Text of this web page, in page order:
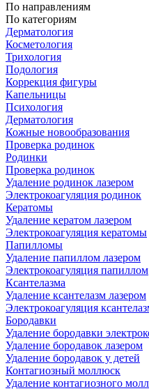
По направлениям
По категориям
Дерматология
Косметология
Трихология
Подология
Коррекция фигуры
Капельницы
Психология
Дерматология
Кожные новообразования
Проверка родинок
Родинки
Проверка родинок
Удаление родинок лазером
Электрокоагуляция родинок
Кератомы
Удаление кератом лазером
Электрокоагуляция кератомы
Папилломы
Удаление папиллом лазером
Электрокоагуляция папиллом
Ксантелазма
Удаление ксантелазм лазером
Электрокоагуляция
Бородавки
Удаление бородавки
Удаление бородавок лазером
Удаление бородавок у детей
Контагиозный моллюск
Удаление контагиозного